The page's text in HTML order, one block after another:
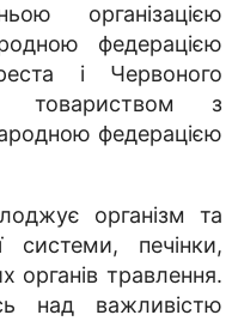
організацією
федерацією
і Червоного
товариством з
федерацією
організм та
системи, печінки,
органів травлення.
над важливістю